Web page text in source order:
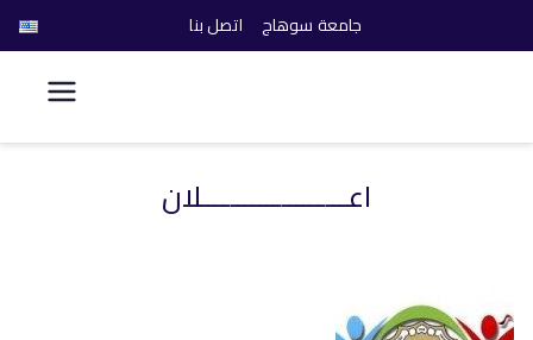
جامعة سوهاج اتصل بنا
كلية الحاسبات والذكاء
الاصطناعياعــــــــــــــــــــلان